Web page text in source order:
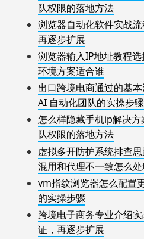
队权限的落地方法
浏览器自动化软件实战
再逐步扩展
浏览器输入IP地址教程
环境方案适合谁
出口跨境电商通过的基
AI 自动化团队的实操步骤
怎么样隐藏手机ip解决
队权限的落地方法
虚拟多开防护系统排查
混用和代理不一致怎么处
vm指纹浏览器怎么配置
的实操步骤
跨境电子商务专业介绍
证，再逐步扩展